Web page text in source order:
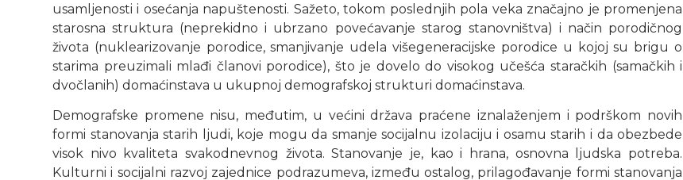
usamljenosti i osećanja napuštenosti. Sažeto, tokom poslednjih pola veka značajno je promenjena
starosna struktura (neprekidno i ubrzano povećavanje starog stanovništva) i način porodičnog
života (nuklearizovanje porodice, smanjivanje udela višegeneracijske porodice u kojoj su brigu o
starima preuzimali mlađi članovi porodice), što je dovelo do visokog učešća staračkih (samačkih i
dvočlanih) domaćinstava u ukupnoj demografskoj strukturi domaćinstava.
Demografske promene nisu, međutim, u većini država praćene iznalaženjem i podrškom novih
formi stanovanja starih ljudi, koje mogu da smanje socijalnu izolaciju i osamu starih i da obezbede
visok nivo kvaliteta svakodnevnog života. Stanovanje je, kao i hrana, osnovna ljudska potreba.
Kulturni i socijalni razvoj zajednice podrazumeva, između ostalog, prilagođavanje formi stanovanja